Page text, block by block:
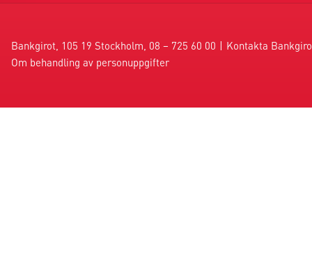
Bankgirot, 105 19 Stockholm, 08 – 725 60 00
Kontakta
Om behandling av personuppgifter